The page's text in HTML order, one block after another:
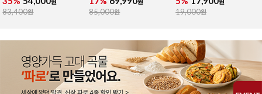
83,400원
85,000원
19,000원